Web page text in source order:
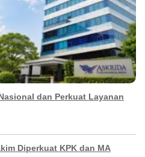
dan Perkuat Layanan
Diperkuat KPK dan MA